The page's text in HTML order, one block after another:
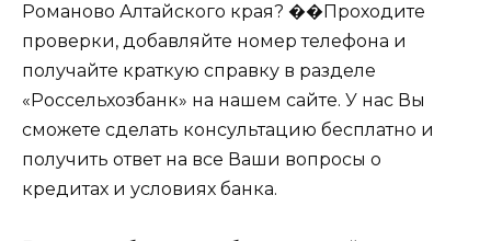
Романово Алтайского края? ��Проходите
проверки, добавляйте номер телефона и
получайте краткую справку в разделе
«Россельхозбанк» на нашем сайте. У нас Вы
сможете сделать консультацию бесплатно и
получить ответ на все Ваши вопросы о
кредитах и условиях банка.